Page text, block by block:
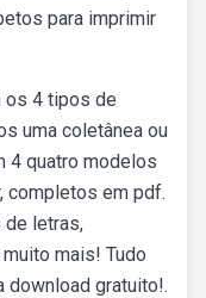
para imprimir
os 4 tipos de
uma coletânea ou
4 quatro modelos
completos em pdf.
de letras,
mais! Tudo
download gratuito!.